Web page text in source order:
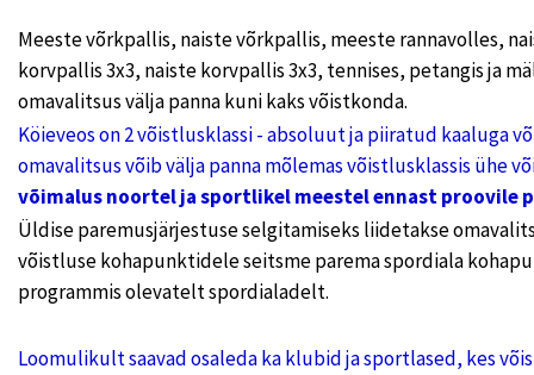
Meeste võrkpallis, naiste võrkpallis, meeste rannavolles,
korvpallis 3x3, naiste korvpallis 3x3, tennises, petangis ja
omavalitsus välja panna kuni kaks võistkonda.
Köieveos on 2 võistlusklassi - absoluut ja piiratud kaaluga
omavalitsus võib välja panna mõlemas võistlusklassis ühe
võimalus noortel ja sportlikel meestel ennast proovile
Üldise paremusjärjestuse selgitamiseks liidetakse
võistluse kohapunktidele seitsme parema spordiala
programmis olevatelt spordialadelt.
Loomulikult saavad osaleda ka klubid ja sportlased, kes